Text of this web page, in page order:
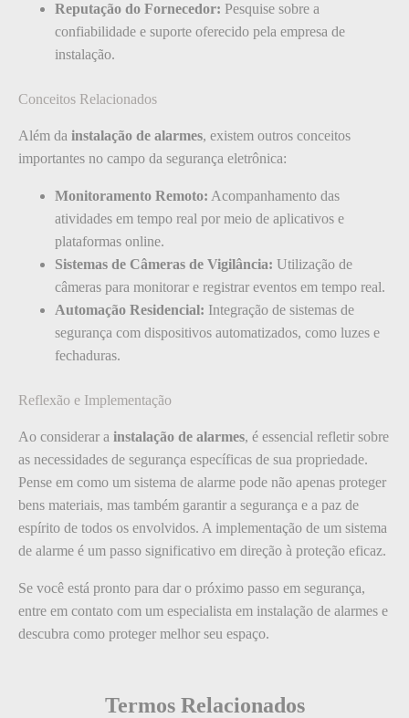
Reputação do Fornecedor: Pesquise sobre a
confiabilidade e suporte oferecido pela empresa de
instalação.
Conceitos Relacionados
Além da instalação de alarmes, existem outros conceitos
importantes no campo da segurança eletrônica:
Monitoramento Remoto: Acompanhamento das
atividades em tempo real por meio de aplicativos e
plataformas online.
Sistemas de Câmeras de Vigilância: Utilização de
câmeras para monitorar e registrar eventos em tempo real.
Automação Residencial: Integração de sistemas de
segurança com dispositivos automatizados, como luzes e
fechaduras.
Reflexão e Implementação
Ao considerar a instalação de alarmes, é essencial refletir sobre
as necessidades de segurança específicas de sua propriedade.
Pense em como um sistema de alarme pode não apenas proteger
bens materiais, mas também garantir a segurança e a paz de
espírito de todos os envolvidos. A implementação de um sistema
de alarme é um passo significativo em direção à proteção eficaz.
Se você está pronto para dar o próximo passo em segurança,
entre em contato com um especialista em instalação de alarmes e
descubra como proteger melhor seu espaço.
Termos Relacionados